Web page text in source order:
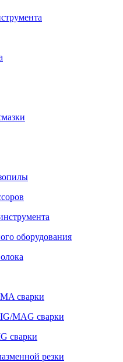
оборудования
сварки
MAG сварки
сварки
резки